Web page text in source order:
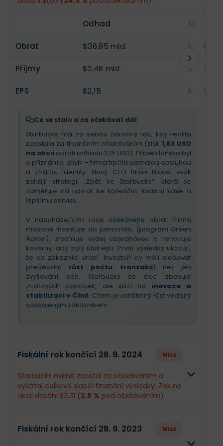
V nadcházejícím kvartálu očekávejte pokračující
také jasnější kontury nové strategie v Číně skrze
„nelineární“ cestu; firma prioritizuje oživení
značky a zrychlení obsluhy před okamžitou
druhé
polovině roku
čtvrtletí bylo finančně náročné – realita výrazně
očekávaným 0,56 USD), což reflektuje vysoké
Příběh se však otáčí: poprvé po sedmi kvartálech
firma zaznamenala růst tržeb a v září se
vrátila k
Niccol sází na návrat ke kořenům – lepší servis,
rychlejší obsluhu (program Green Apron) a
očekávejte postupné zlepšování tržeb tažené
inovacemi (proteinové nápoje, návrat Eggnog
Latte), zatímco zisky budou kvůli přetrvávajícím
investicím a cenám kávy mírně zaostávat.Obrat
je na cestě, ale nebude lineární.
Odhad
Obrat $36,95 mld. $37,18
Příjmy $2,48 mld. $1,86
EPS $2,15 $1,63
Co se stalo a co očekávat dál
Starbucks má za sebou náročný rok, kdy realita
zaostala za finančním očekáváním (zisk 1,63 USD
na akcii oproti odhadu 2,15 USD). Příběh loňska byl
o přiznání si chyb – firma trpěla pomalou obsluhou
a ztrátou identity. Nový CEO Brian Niccol však
zahájil strategii „Zpět ke Starbucks“, která se
zaměřuje na návrat ke kořenům: kvalitní kávě a
lepšímu servisu.
V nadcházejícím roce očekávejte obrat. Firma
masivně investuje do personálu (program Green
Apron), zrychluje výdej objednávek a renovuje
kavárny, aby byly útulnější. První výsledky ukazují,
že se zákazníci vrací. Investoři by měli sledovat
především růst počtu transakcí než jen
zvyšování cen. Starbucks se sice zbavuje
ztrátových poboček, ale sází na inovace a
stabilizaci v Číně. Cílem je udržitelný růst vedený
spokojeným zákazníkem.
Fiskální rok končící 28. 9. 2024 Miss
Starbucks mírně zaostal za očekáváním a
vykázal celkově slabší finanční výsledky. Zisk na
akcii dosáhl $3,31 (2.8 % pod očekáváním).
$36,18
Fiskální rok končící 28. 9. 2023 Miss